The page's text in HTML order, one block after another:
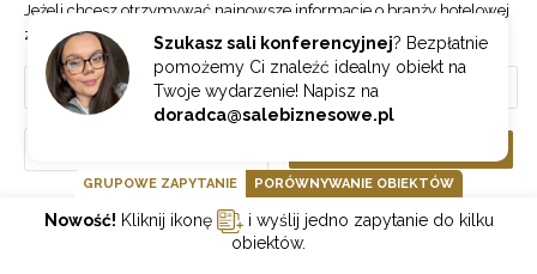
Szukasz sali konferencyjnej? Bezpłatnie
pomożemy Ci znaleźć idealny obiekt na
Twoje wydarzenie! Napisz na
doradca@salebiznesowe.pl
Jeżeli chcesz otrzymywać najnowsze informacje o branży hotelowej
zapisz się do naszego newslettera.
GOONLINE.PL SPÓŁKA Z OGRANICZONĄ ODPOWIEDZIALNOŚCIĄ SP.K.
GRUPOWE ZAPYTANIE PORÓWNYWANIE OBIEKTÓW
Nowość! Kliknij ikonę
i wyślij jedno zapytanie do kilku
obiektów.